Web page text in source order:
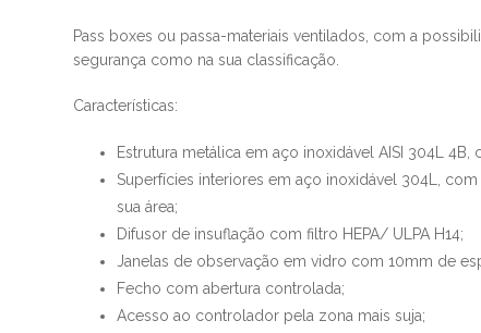
Pass boxes ou passa-materiais ventilados, com a
segurança como na sua classificação.
Características:
Estrutura metálica em aço inoxidável AISI 304L
Superfícies interiores em aço inoxidável 304L,
sua área;
Difusor de insuflação com filtro HEPA/ ULPA H14;
Janelas de observação em vidro com 10mm de
Fecho com abertura controlada;
Acesso ao controlador pela zona mais suja;